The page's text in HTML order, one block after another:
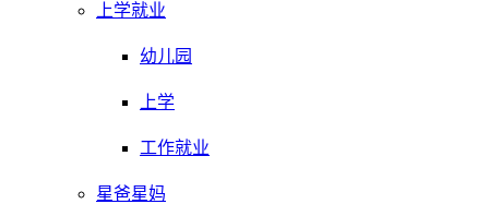
上学就业
幼儿园
上学
工作就业
星爸星妈